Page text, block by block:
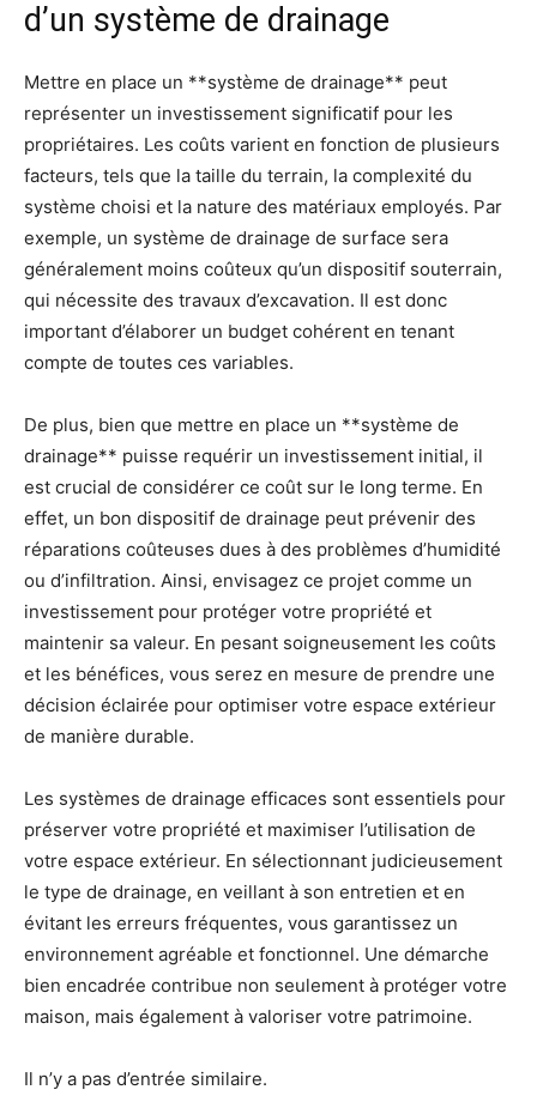
d’un système de drainage
Mettre en place un **système de drainage** peut
représenter un investissement significatif pour les
propriétaires. Les coûts varient en fonction de plusieurs
facteurs, tels que la taille du terrain, la complexité du
système choisi et la nature des matériaux employés. Par
exemple, un système de drainage de surface sera
généralement moins coûteux qu’un dispositif souterrain,
qui nécessite des travaux d’excavation. Il est donc
important d’élaborer un budget cohérent en tenant
compte de toutes ces variables.
De plus, bien que mettre en place un **système de
drainage** puisse requérir un investissement initial, il
est crucial de considérer ce coût sur le long terme. En
effet, un bon dispositif de drainage peut prévenir des
réparations coûteuses dues à des problèmes d’humidité
ou d’infiltration. Ainsi, envisagez ce projet comme un
investissement pour protéger votre propriété et
maintenir sa valeur. En pesant soigneusement les coûts
et les bénéfices, vous serez en mesure de prendre une
décision éclairée pour optimiser votre espace extérieur
de manière durable.
Les systèmes de drainage efficaces sont essentiels pour
préserver votre propriété et maximiser l’utilisation de
votre espace extérieur. En sélectionnant judicieusement
le type de drainage, en veillant à son entretien et en
évitant les erreurs fréquentes, vous garantissez un
environnement agréable et fonctionnel. Une démarche
bien encadrée contribue non seulement à protéger votre
maison, mais également à valoriser votre patrimoine.
Il n’y a pas d’entrée similaire.